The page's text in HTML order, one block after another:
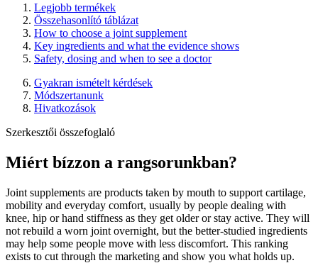
Legjobb termékek
Összehasonlító táblázat
How to choose a joint supplement
Key ingredients and what the evidence shows
Safety, dosing and when to see a doctor
Gyakran ismételt kérdések
Módszertanunk
Hivatkozások
Szerkesztői összefoglaló
Miért bízzon a rangsorunkban?
Joint supplements are products taken by mouth to support cartilage,
mobility and everyday comfort, usually by people dealing with
knee, hip or hand stiffness as they get older or stay active. They will
not rebuild a worn joint overnight, but the better-studied ingredients
may help some people move with less discomfort. This ranking
exists to cut through the marketing and show you what holds up.